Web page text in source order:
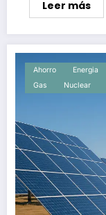
Leer más
Ahorro Energia
Gas
Nuclear